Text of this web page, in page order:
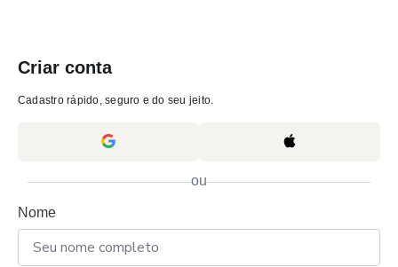
Criar conta
Cadastro rápido, seguro e do seu jeito.
ou
Nome